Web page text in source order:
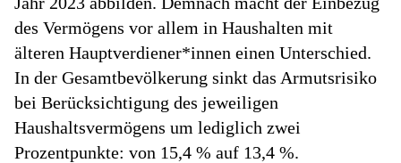
des Vermögens vor allem in Haushalten mit
älteren Hauptverdiener*innen einen Unterschied.
In der Gesamtbevölkerung sinkt das Armutsrisiko
bei Berücksichtigung des jeweiligen
Haushaltsvermögens um lediglich zwei
Prozentpunkte: von 15,4 % auf 13,4 %.